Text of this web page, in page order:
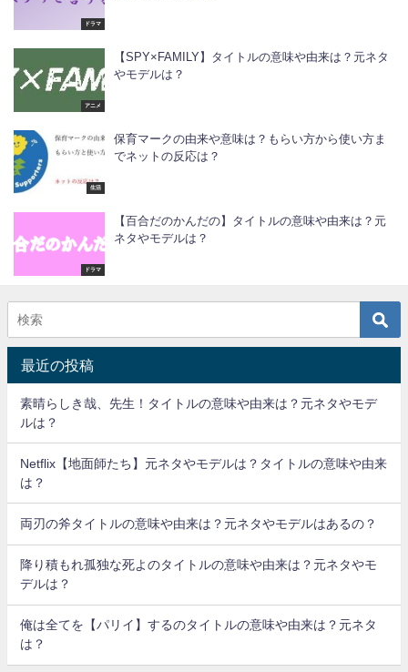
ドラマ
アニメ
【SPY×FAMILY】タイトルの意味や由来は？元ネタ
やモデルは？
生活
保育マークの由来や意味は？もらい方から使い方ま
でネットの反応は？
ドラマ
【百合だのかんだの】タイトルの意味や由来は？元
ネタやモデルは？
最近の投稿
素晴らしき哉、先生！タイトルの意味や由来は？元ネタやモデ
ルは？
Netflix【地面師たち】元ネタやモデルは？タイトルの意味や由来
は？
両刃の斧タイトルの意味や由来は？元ネタやモデルはあるの？
降り積もれ孤独な死よのタイトルの意味や由来は？元ネタやモ
デルは？
俺は全てを【パリイ】するのタイトルの意味や由来は？元ネタ
は？